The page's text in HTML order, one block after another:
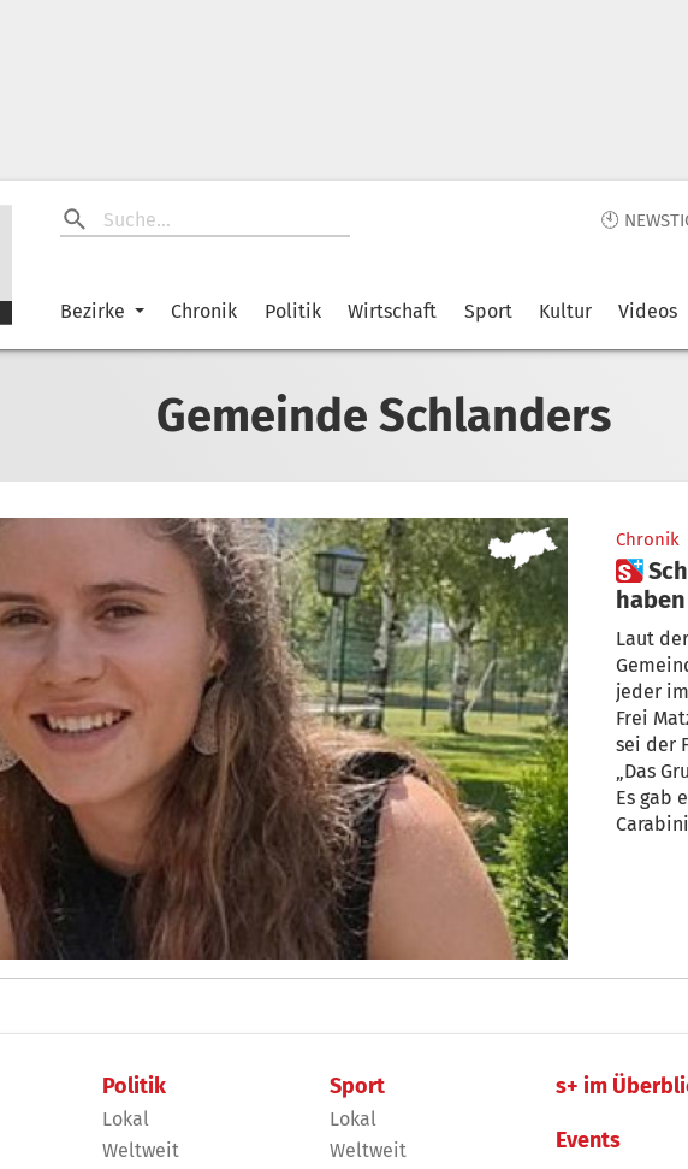
🕙
Bezirke Chronik Politik Wirtschaft Sport Kultur Videos
Gemeinde Schlanders
Chronik
 Schlanders: „Justiz und Gesetz
Laut
jeder
Frei
sei der
„Das
Es gab
Politik
Lokal
Weltweit
Sport
Lokal
Weltweit
s+ im
Events